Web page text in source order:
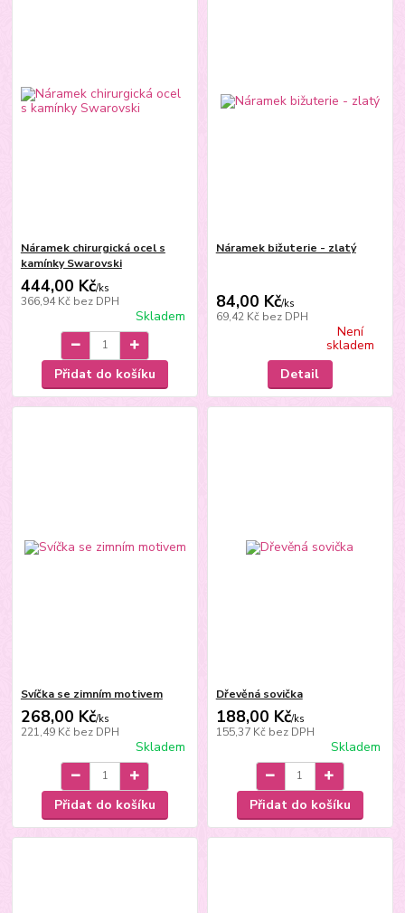
Náramek chirurgická ocel s
kamínky Swarovski
444,00 Kč/ks
366,94 Kč bez DPH
Skladem
Přidat do košíku
Náramek bižuterie - zlatý
84,00 Kč/ks
69,42 Kč bez DPH
Není
skladem
Detail
Svíčka se zimním motivem
268,00 Kč/ks
221,49 Kč bez DPH
Skladem
Přidat do košíku
Dřevěná sovička
188,00 Kč/ks
155,37 Kč bez DPH
Skladem
Přidat do košíku